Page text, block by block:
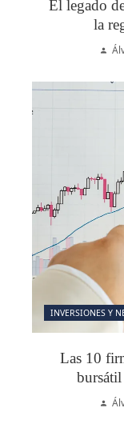
El legado
la
INVERSIONES Y
Las 10